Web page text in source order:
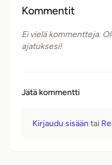
Kommentit
Ei vielä kommentteja.
ajatuksesi!
Jätä kommentti
Kirjaudu sisään tai